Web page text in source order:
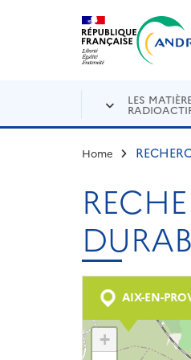
Aller au contenu principal
LES
Home
AIX-EN-
+